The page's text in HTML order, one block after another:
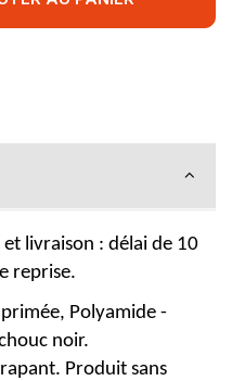
livraison : délai de 10
reprise.
Polyamide -
noir.
Produit sans